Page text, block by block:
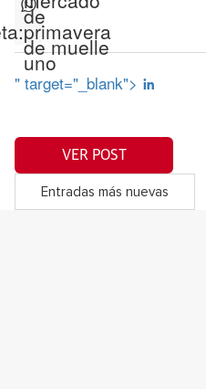
de
primavera
de muelle
uno
" target="_blank">
VER POST
Entradas más nuevas